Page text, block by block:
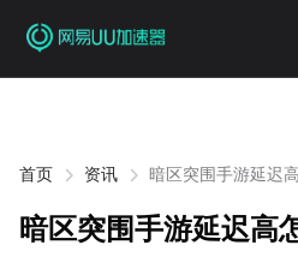
首页 资讯 暗区突围手游延迟
暗区突围手游延迟高